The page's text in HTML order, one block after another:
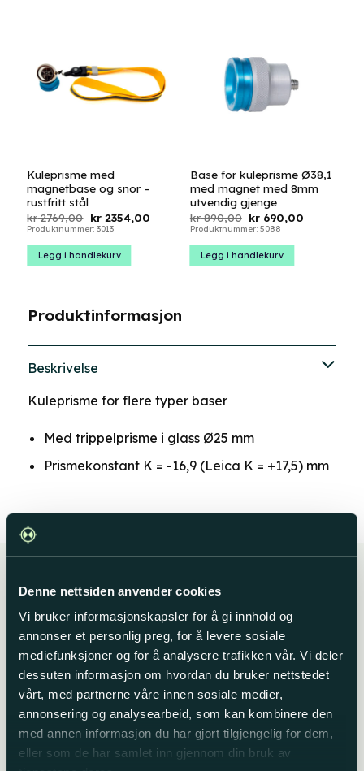
Denne nettsiden anvender cookies
Vi bruker informasjonskapsler for å gi innhold og
annonser et personlig preg, for å levere sosiale
mediefunksjoner og for å analysere trafikken vår. Vi deler
dessuten informasjon om hvordan du bruker nettstedet
vårt, med partnerne våre innen sosiale medier,
annonsering og analysearbeid, som kan kombinere den
med annen informasjon du har gjort tilgjengelig for dem,
eller som de har samlet inn gjennom din bruk av
Kuleprisme med
magnetbase og snor –
rustfritt stål
kr2769,00 Opprinnelig
pris
kr 2769,00.
kr2354,00Nåværende
kr 2354,00.
Produktnummer: 3013
Legg i handlekurv
Base for kuleprisme Ø38,1
med magnet med 8mm
utvendig gjenge
kr890,00 Opprinnelig
pris
kr 890,00.
kr690,00
Produktnummer: 5088
Legg i handlekurv
Produktinformasjon
Beskrivelse
Kuleprisme for flere typer baser
Med trippelprisme i glass Ø25 mm
Prismekonstant K = -16,9 (Leica K = +17,5) mm
Husk dette til jobben